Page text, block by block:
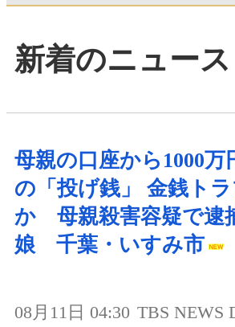
新着のニュース
母親の口座から1000万
の「投げ銭」 金銭ト
か 母親殺害容疑で逮
娘 千葉・いすみ市
08月11日 04:30 TBS NEWS